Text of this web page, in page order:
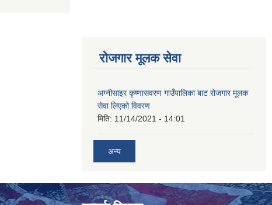
रोजगार मूलक सेवा
अग्नीसाइर कृष्णासवरण गाउँपालिका बाट रोजगार मूलक
सेवा लिएको विवरण
मिति: 11/14/2021 - 14:01
अन्य